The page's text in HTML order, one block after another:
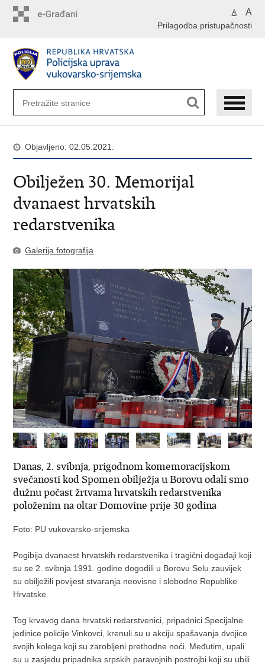
A A
Prilagodba pristupačnosti
Objavljeno: 02.05.2021.
Obilježen 30. Memorijal
dvanaest hrvatskih
redarstvenika
Galerija fotografija
Danas, 2. svibnja, prigodnom komemoracijskom
svečanosti kod Spomen obilježja u Borovu odali smo
dužnu počast žrtvama hrvatskih redarstvenika
položenim na oltar Domovine prije 30 godina
Foto: PU vukovarsko-srijemska
Pogibija dvanaest hrvatskih redarstvenika i tragični događaji koji
su se 2. svibnja 1991. godine dogodili u Borovu Selu zauvijek
su obilježili povijest stvaranja neovisne i slobodne Republike
Hrvatske.
Tog krvavog dana hrvatski redarstvenici, pripadnici Specijalne
jedinice policije Vinkovci, krenuli su u akciju spašavanja dvojice
svojih kolega koji su zarobljeni prethodne noći. Međutim, upali
su u zasjedu pripadnika srpskih paravojnih postrojbi koji su ubili